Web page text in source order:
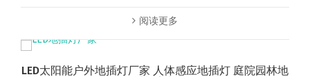
阅读更多
LED太阳能户外地插灯厂家 人体感应地插灯 庭院园林地